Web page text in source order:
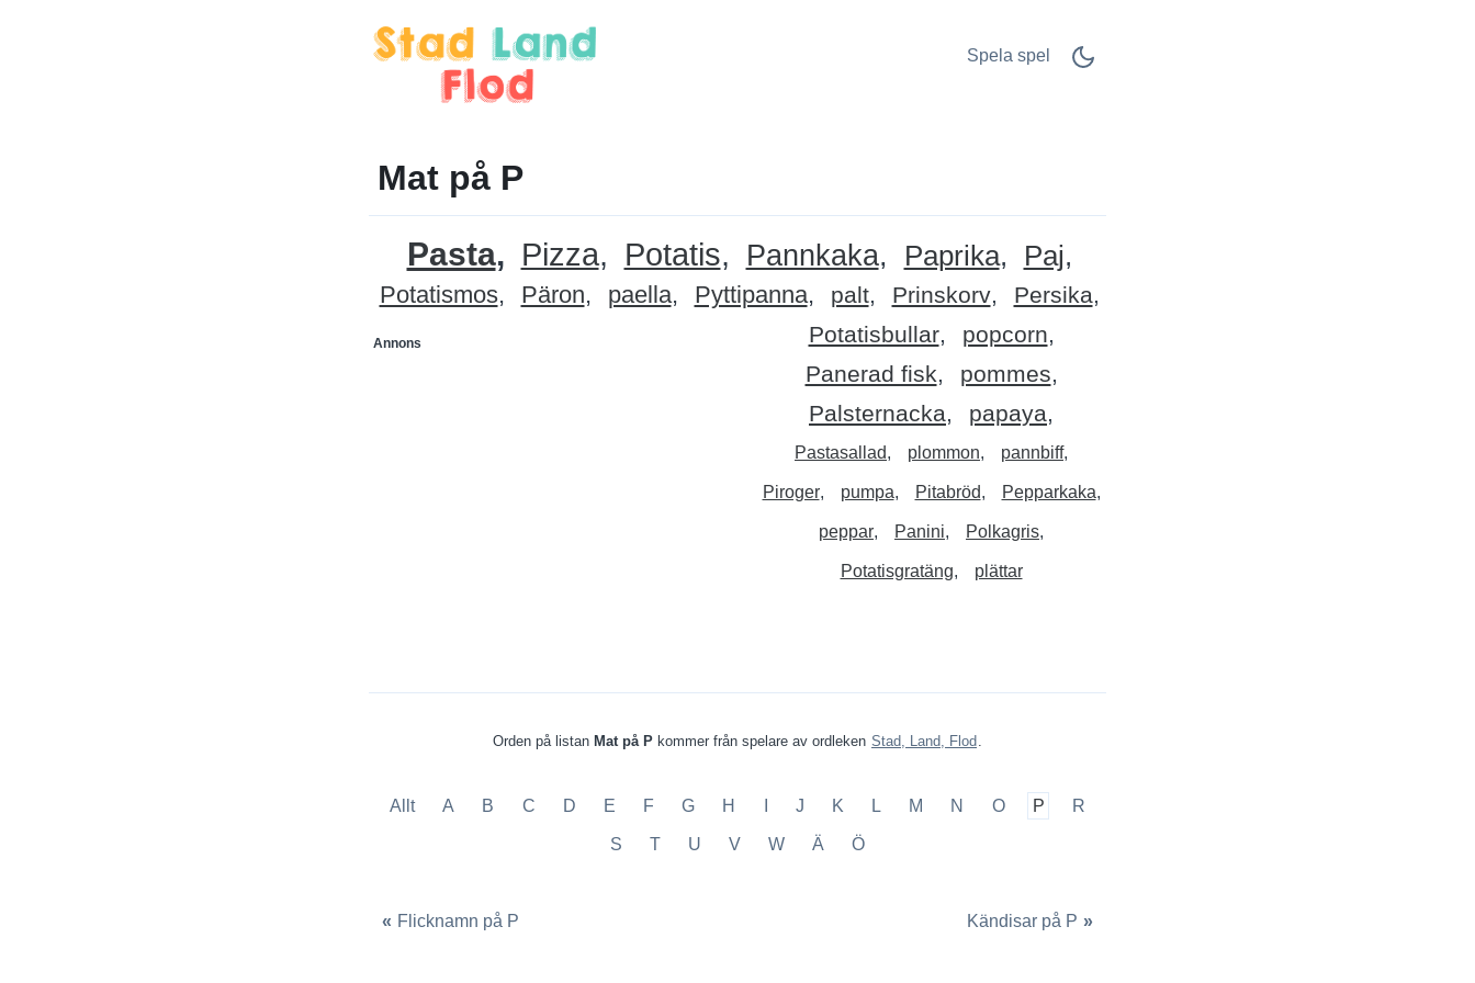
Spela spel
Mat på P
Pasta Pizza Potatis Pannkaka Paprika Paj
Potatismos Päron paella Pyttipanna palt Prinskorv
Persika
Potatisbullar
popcorn
Annons
Panerad fisk
pommes
Palsternacka
papaya
Pastasallad plommon pannbiff
Piroger pumpa Pitabröd Pepparkaka
peppar Panini Polkagris
Potatisgratäng plättar
Orden på listan Mat på P kommer från spelare av ordleken Stad, Land, Flod .
Allt A B C D E F G H J K L M N O P R
S T U V W Ä Ö
« Flicknamn på P Kändisar på P »